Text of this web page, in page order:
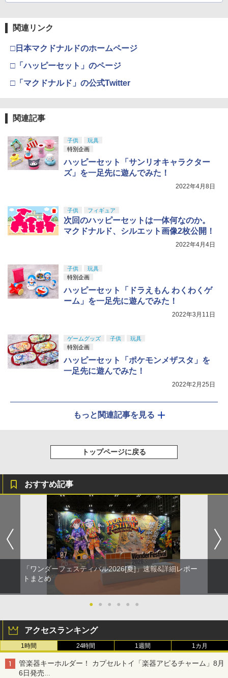
￥2,880
関連リンク
□日本マクドナルドのホームページ
□「ハッピーセット」のページ
□「マクドナルド」の公式Twitter
関連記事
子供
玩具
特別企画
ハッピーセット「サンリオキャラクター
ズ」を一足先に遊んでみた！
2022年4月8日
子供 フィギュア
次回のハッピーセットは一体何なのか。
マクドナルド、シルエット画像2枚公開！
2022年4月4日
子供
玩具
特別企画
ハッピーセット「ドラえもん わくわくゲ
ーム」を一足先に遊んでみた！
2022年3月11日
ゲームグッズ 子供
玩具
特別企画
ハッピーセット「ポケモンメザスタ」を
一足先に遊んでみた！
2022年2月25日
もっと関連記事を見る
トップページに戻る
おすすめ記事
「ワンダーフェスティバル2026[夏]」速報&詳細レポー
トまとめ
● ● ● ● ● ●
アクセスランキング
1時間 24時間 1週間 1カ月
管楽器キーホルダー！ カプセルトイ「楽器アピるチャーム」8月
6日発売